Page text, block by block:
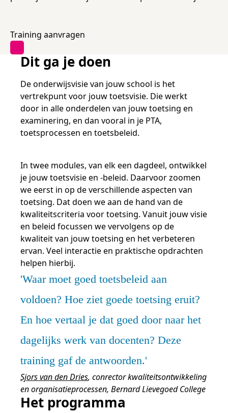
Bestellen
Jaarkalender
Samen bouwen voor het vo
Ondersteuning
Reken- en taalontwikkeling
Op de hoogte blijven
Training Toetsdeskundige
Snel naar
Onze opdrachtgevers
Snel naar
Alfa-toetsen ISK
Meer (beroeps)examens
Vakmanschap Warmtepomp
Vakmanschap Zonnestroom
Kim Hendriks-Cornelissen
Saila Kiriwenno-Dovermann
Wouter Roelofs
Snel naar
De leeropbrengst van toetsen
Kennisbank Stichting Cito
Zzp-trainers gezocht
Stageopdrachten
Training aanvragen
Dit ga je doen
De onderwijsvisie van jouw school is het
vertrekpunt voor jouw toetsvisie. Die werkt
door in alle onderdelen van jouw toetsing en
examinering, en dan vooral in je PTA,
toetsprocessen en toetsbeleid.
In twee modules, van elk een dagdeel, ontwikkel
je jouw toetsvisie en -beleid. Daarvoor zoomen
we eerst in op de verschillende aspecten van
toetsing. Dat doen we aan de hand van de
kwaliteitscriteria voor toetsing. Vanuit jouw visie
en beleid focussen we vervolgens op de
kwaliteit van jouw toetsing en het verbeteren
ervan. Veel interactie en praktische opdrachten
helpen hierbij.
Waar moet goed toetsbeleid aan
voldoen? Hoe ziet goede toetsing eruit?
En hoe vertaal je dat goed door naar het
dagelijks werk van docenten? Deze
training gaf de antwoorden.
Sjors van den Dries, conrector kwaliteitsontwikkeling
en organisatieprocessen, Bernard Lievegoed College
Het programma